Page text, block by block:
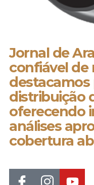
Jornal de
confiável de
destacamos
distribuição
oferecendo
análises
cobertura